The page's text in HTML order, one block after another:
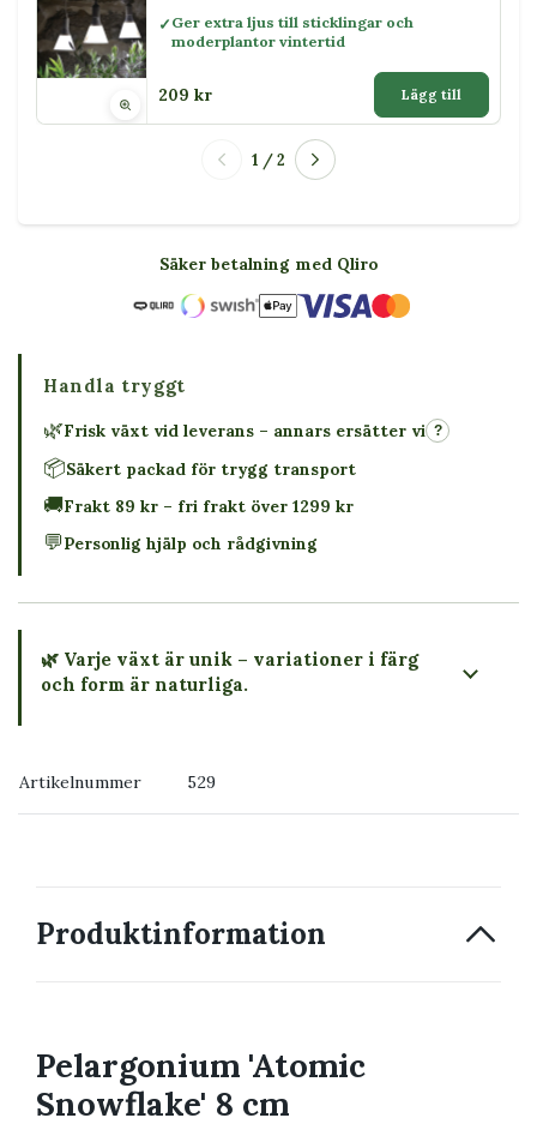
Ger extra ljus till sticklingar och
moderplantor vintertid
209 kr Lägg till
1 / 2
Säker betalning med Qliro
Handla tryggt
🌿Frisk växt vid leverans – annars ersätter vi ?
📦Säkert packad för trygg transport
🚚Frakt 89 kr – fri frakt över 1299 kr
💬Personlig hjälp och rådgivning
🌿 Varje växt är unik – variationer i färg
och form är naturliga.
Artikelnummer 529
Produktinformation
Pelargonium 'Atomic
Snowflake' 8 cm